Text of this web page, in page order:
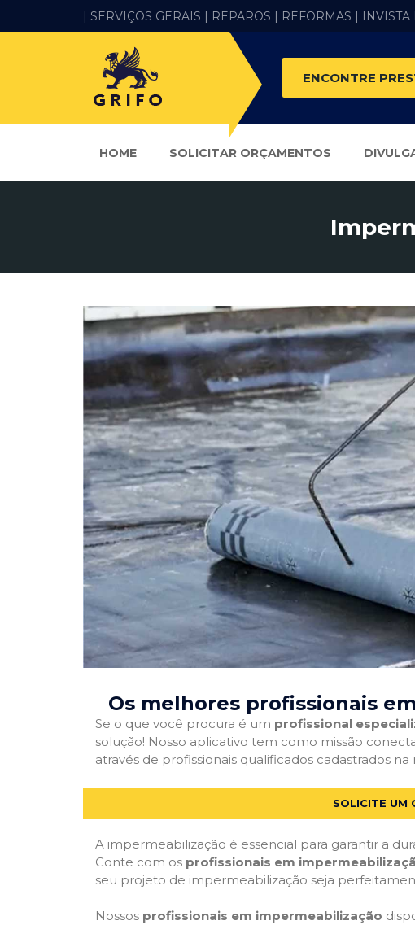
| SERVIÇOS GERAIS | REPAROS | REFORMAS | INVISTA
ENCONTRE
HOME SOLICITAR ORÇAMENTOS
Os melhores profissionais
Se o que você procura é um profissional
solução! Nosso aplicativo tem como missão
através de profissionais qualificados cadastrados na
SOLICITE UM
A impermeabilização é essencial para garantir a
Conte com os profissionais em
seu projeto de impermeabilização seja
Nossos profissionais em impermeabilização